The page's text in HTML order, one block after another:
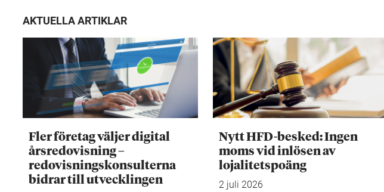
AKTUELLA ARTIKLAR
Fler företag väljer digital
årsredovisning –
redovisningskonsulterna
bidrar till utvecklingen
Nytt HFD-besked: Ingen
moms vid inlösen av
lojalitetspoäng
2 juli 2026